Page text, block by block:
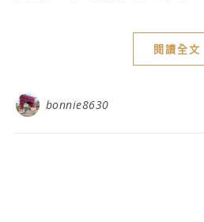
閱讀全文
bonnie8630